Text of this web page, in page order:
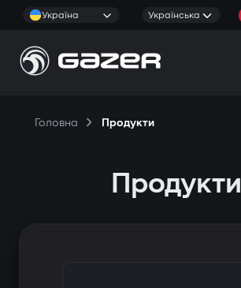
Україна Українська
Головна Продукти
Продукти